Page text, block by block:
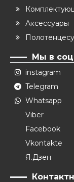
Аксессуары
Мы в
instagram
Telegram
Whatsapp
Viber
Facebook
Vkontakte
Я.Дзен